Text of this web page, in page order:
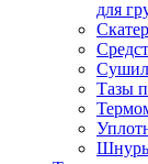
для
Тазы